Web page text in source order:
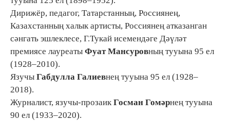
Дирижёр, педагог, Татарстанның, Россиянең,
Казахстанның халык артисты, Россиянең атказанган
сәнгать эшлеклесе, Г.Тукай исемендәге Дәүләт
премиясе лауреаты Фуат Мансуровның тууына 95 ел
(1928–2010).
Язучы Габдулла Галиевнең тууына 95 ел (1928–
2018).
Журналист, язучы-прозаикГосман Гомәрнең тууына
90 ел (1933–2020).